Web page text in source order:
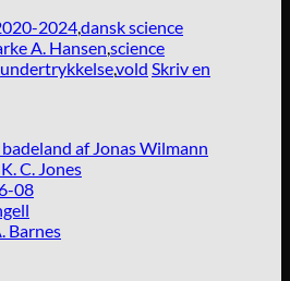
2024,dansk science
A. Hansen,science
undertrykkelse,vold Skriv en
af Jonas Wilmann
C. Jones
08
Barnes